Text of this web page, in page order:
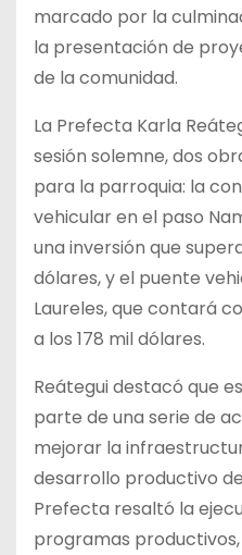
marcado por la
la presentación de
de la comunidad.
La Prefecta Karla
sesión solemne, dos
para la parroquia: la
vehicular en el paso
una inversión que
dólares, y el puente
Laureles, que contará
a los 178 mil dólares.
Reátegui destacó que
parte de una serie de
mejorar la
desarrollo productivo
Prefecta resaltó la
programas